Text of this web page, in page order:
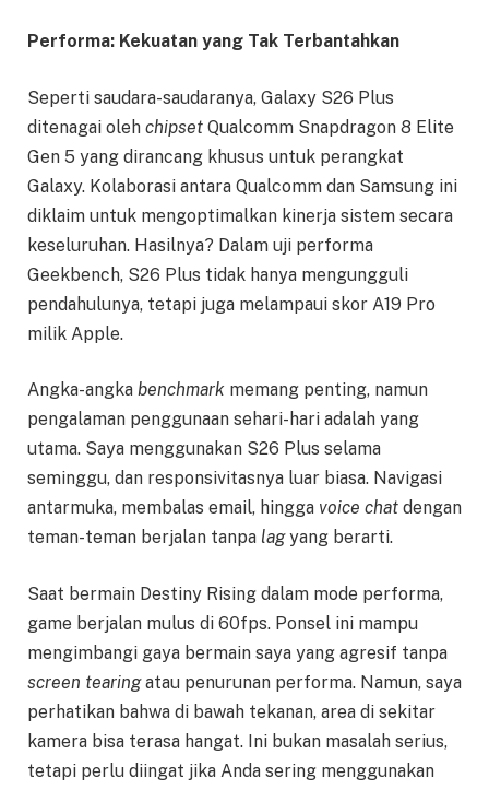
Performa: Kekuatan yang Tak Terbantahkan
Seperti saudara-saudaranya, Galaxy S26 Plus
ditenagai oleh chipset Qualcomm Snapdragon 8 Elite
Gen 5 yang dirancang khusus untuk perangkat
Galaxy. Kolaborasi antara Qualcomm dan Samsung ini
diklaim untuk mengoptimalkan kinerja sistem secara
keseluruhan. Hasilnya? Dalam uji performa
Geekbench, S26 Plus tidak hanya mengungguli
pendahulunya, tetapi juga melampaui skor A19 Pro
milik Apple.
Angka-angka benchmark memang penting, namun
pengalaman penggunaan sehari-hari adalah yang
utama. Saya menggunakan S26 Plus selama
seminggu, dan responsivitasnya luar biasa. Navigasi
antarmuka, membalas email, hingga voice chat dengan
teman-teman berjalan tanpa lagyang berarti.
Saat bermain Destiny Rising dalam mode performa,
game berjalan mulus di 60fps. Ponsel ini mampu
mengimbangi gaya bermain saya yang agresif tanpa
screen tearingatau penurunan performa. Namun, saya
perhatikan bahwa di bawah tekanan, area di sekitar
kamera bisa terasa hangat. Ini bukan masalah serius,
tetapi perlu diingat jika Anda sering menggunakan